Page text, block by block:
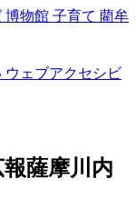
博物館 子育て 藺牟
ウェブアクセシビ
報薩摩川内